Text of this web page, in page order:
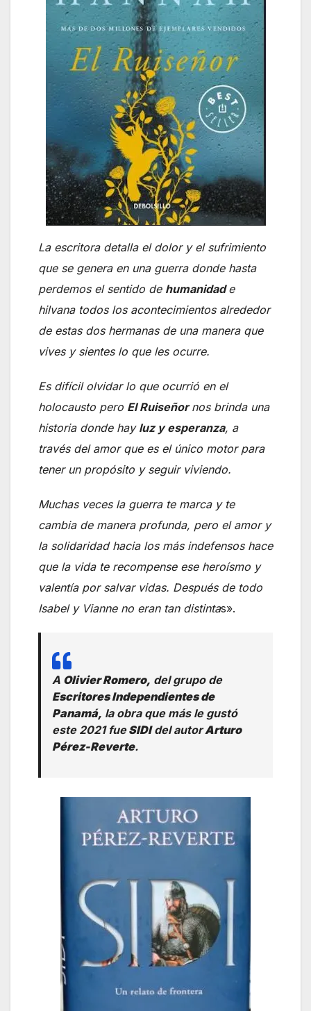
La escritora detalla el dolor y el sufrimiento
que se genera en una guerra donde hasta
perdemos el sentido de humanidade
hilvana todos los acontecimientos alrededor
de estas dos hermanas de una manera que
vives y sientes lo que les ocurre.
Es difícil olvidar lo que ocurrió en el
holocausto pero El Ruiseñornos brinda una
historia donde hay luz y esperanza, a
través del amor que es el único motor para
tener un propósito y seguir viviendo.
Muchas veces la guerra te marca y te
cambia de manera profunda, pero el amor y
la solidaridad hacia los más indefensos hace
que la vida te recompense ese heroísmo y
valentía por salvar vidas. Después de todo
Isabel y Vianne no eran tan distintas».
A Olivier Romero, del grupo de
Escritores Independientes de
Panamá, la obra que más le gustó
este 2021 fueSIDIdel autorArturo
Pérez-Reverte.